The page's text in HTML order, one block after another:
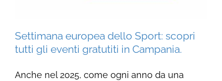
Settimana europea dello Sport: scopri
tutti gli eventi gratutiti in Campania.
Anche nel 2025, come ogni anno da una